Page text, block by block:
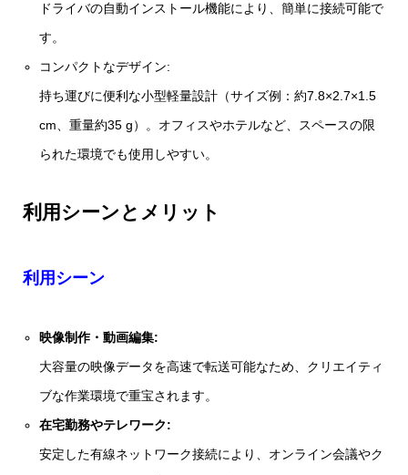
ドライバの自動インストール機能により、簡単に接続可能で
す。
コンパクトなデザイン:
持ち運びに便利な小型軽量設計（サイズ例：約7.8×2.7×1.5
cm、重量約35 g）。オフィスやホテルなど、スペースの限
られた環境でも使用しやすい。
利用シーンとメリット
利用シーン
映像制作・動画編集:
大容量の映像データを高速で転送可能なため、クリエイティ
ブな作業環境で重宝されます。
在宅勤務やテレワーク:
安定した有線ネットワーク接続により、オンライン会議やク